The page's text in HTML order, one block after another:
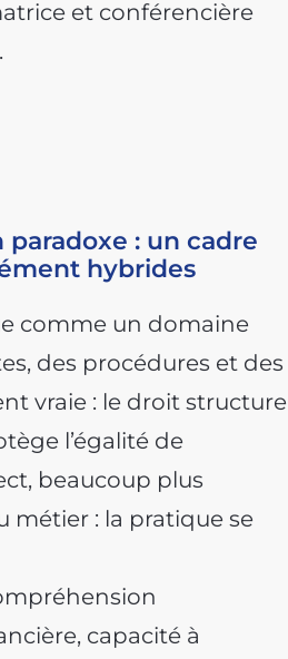
et conférencière
: un cadre
hybrides
comme un domaine
des procédures et des
vraie : le droit structure
l’égalité de
beaucoup plus
: la pratique se
capacité à